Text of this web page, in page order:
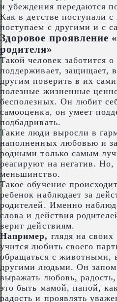
и убеждения передаются
Как в детстве поступали
поступаем с другими и с
Здоровое проявление
родителя»
Такой человек заботится
поддерживает, защищает,
другим поверить в их
полезные жизненные
бесполезных. Он любит
самооценка, он умеет
подбадривать.
Такие люди выросли в
наполненных любовью и
родными только самым
реагируют на негатив.
меньшинство.
Такое обучение
ребенок наблюдает за
родителей. Именно
слова и действия
верит действиям.
Например, глядя на
учится любить своего
обращаться с животными,
другими людьми. Он
выражать любовь,
это быть мамой, папой,
радость и проявлять